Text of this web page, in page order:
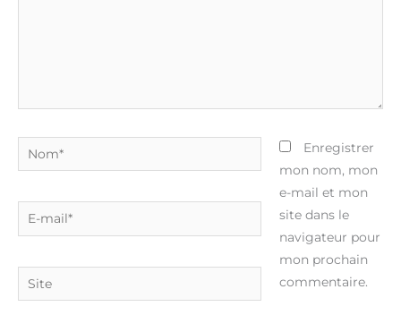
Nom*
E-
mail*
Site
Enregistrer
mon nom, mon
e-mail et mon
site dans le
navigateur pour
mon prochain
commentaire.